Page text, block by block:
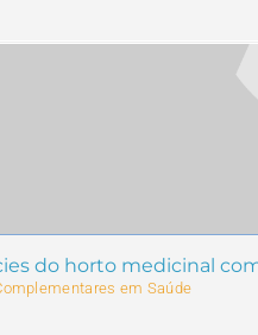
do horto medicinal
em Saúde